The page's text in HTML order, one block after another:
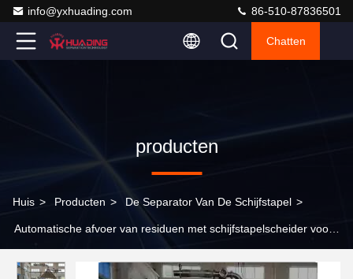
info@yxhuading.com 86-510-87836501
Chatten
producten
Huis > Producten > De Separator Van De Schijfstapel >
Automatische afvoer van residuen met schijfstapelscheider voor